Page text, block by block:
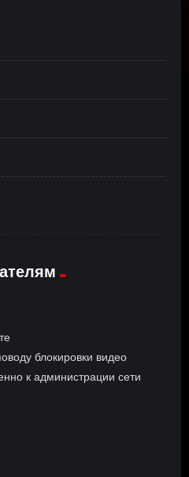
блокировки видео
к администрации сети